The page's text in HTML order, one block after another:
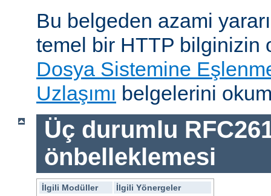
Bu belgeden azami
temel bir HTTP bilginizin
Dosya Sistemine
Uzlaşımı belgelerini
Üç durumlu
önbelleklemesi
İlgili Modüller
İlgili Yönergeler